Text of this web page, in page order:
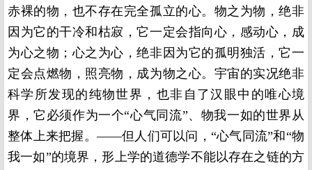
赤裸的物，也不存在完全孤立的心。物之为物，绝非
因为它的干冷和枯寂，它一定会指向心，感动心，成
为心之物；心之为心，绝非因为它的孤明独活，它一
定会点燃物，照亮物，成为物之心。宇宙的实况绝非
科学所发现的纯物世界，也非自了汉眼中的唯心境
界，它必须作为一个“心气同流”、物我一如的世界从
整体上来把握。——但人们可以问，“心气同流”和“物
我一如”的境界，形上学的道德学不能以存在之链的方